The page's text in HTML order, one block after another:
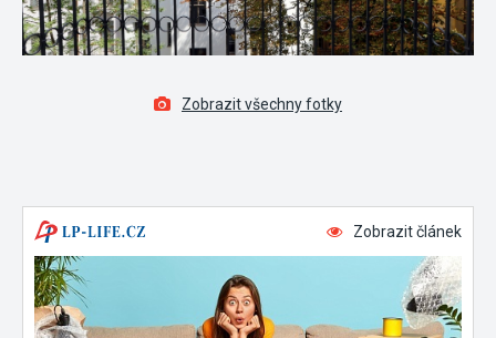
Zobrazit všechny fotky
Zobrazit článek